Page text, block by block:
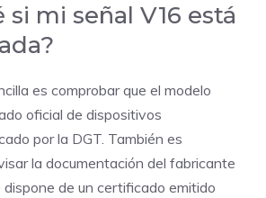
si mi señal V16 está
es comprobar que el modelo
oficial de dispositivos
por la DGT. También es
la documentación del fabricante
de un certificado emitido